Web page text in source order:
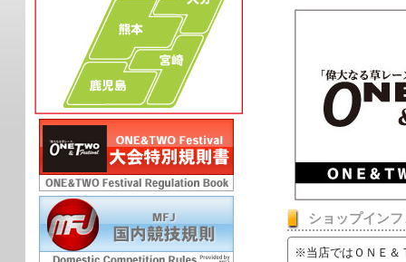
ショップイン
※当店ではＯＮＥ＆